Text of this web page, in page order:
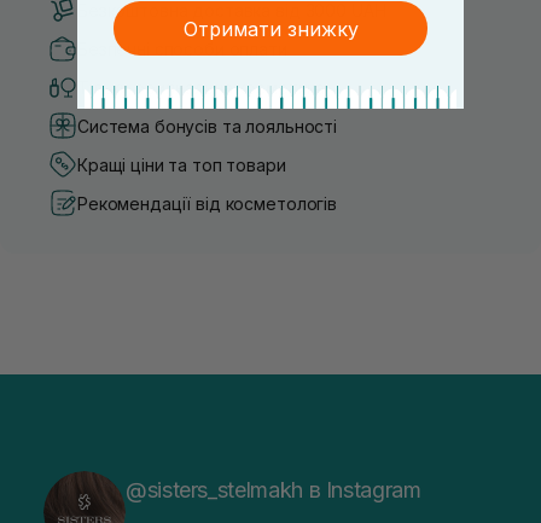
Безкоштовна доставка від 3000 UAH
Безпечні способи оплати
Тільки оригінальна косметика
Система бонусів та лояльності
Кращі ціни та топ товари
Рекомендації від косметологів
@sisters_stelmakh в Instagram
Отримати знижку